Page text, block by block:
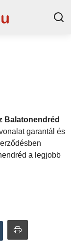
Balatonendréd
garantál és
a legjobb